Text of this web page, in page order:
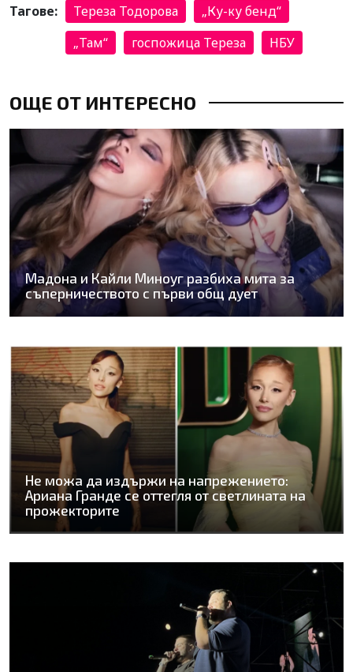
Тагове: Тереза Тодорова
„Ку-ку бенд“
„Там“
госпожица Тереза НБУ
ОЩЕ ОТ ИНТЕРЕСНО
Мадона и Кайли Миноуг разбиха мита за
съперничеството с първи общ дует
Не можа да издържи на напрежението:
Ариана Гранде се оттегля от светлината на
прожекторите